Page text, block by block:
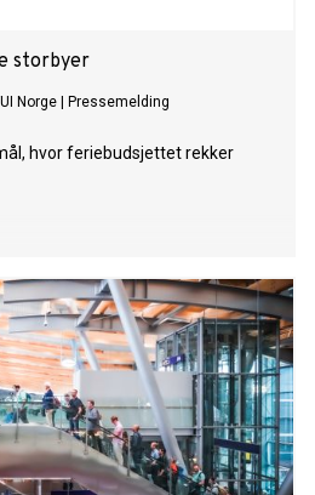
storbyer
Norge Pressemelding
hvor feriebudsjettet rekker